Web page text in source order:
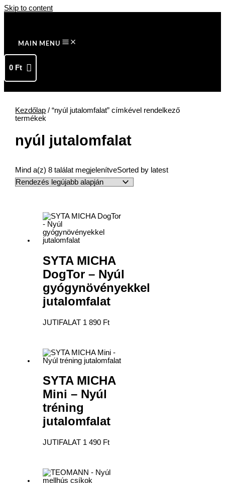
Skip to content
MAIN MENU
0 Ft
Kezdőlap / “nyúl jutalomfalat” címkével rendelkező
termékek
nyúl jutalomfalat
Mind a(z) 8 találat megjelenítveSorted by latest
SYTA MICHA
DogTor – Nyúl
gyógynövényekkel
jutalomfalat
JUTIFALAT 1 890 Ft
SYTA MICHA
Mini – Nyúl
tréning
jutalomfalat
JUTIFALAT 1 490 Ft